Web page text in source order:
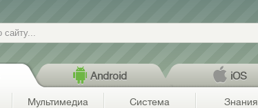
Поиск
Android iOS
Мультимедиа Система Знания